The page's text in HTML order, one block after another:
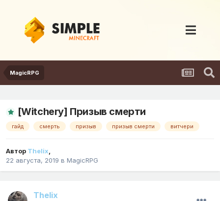
MagicRPG
[Witchery] Призыв смерти
гайд смерть призыв призыв смерти витчери
Автор Thelix,
22 августа, 2019 в MagicRPG
Thelix